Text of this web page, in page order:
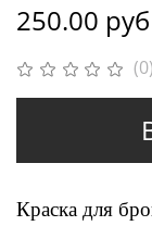
(0)
250.00 руб
Краска для